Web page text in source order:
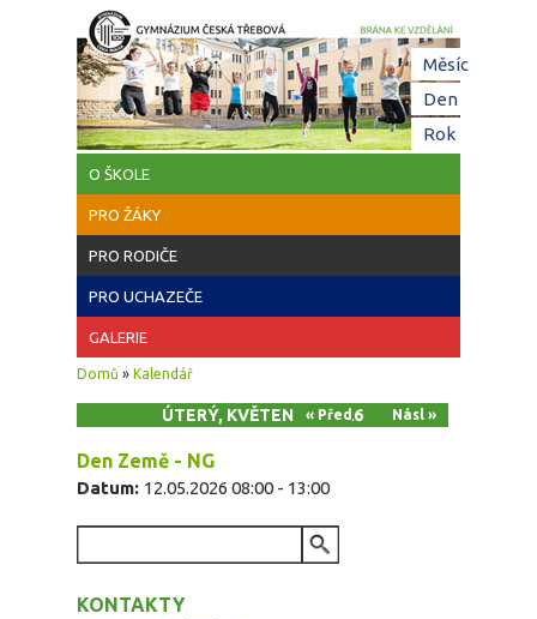
Přejít k hlavnímu obsahu
O ŠKOLE
PRO ŽÁKY
PRO RODIČE
PRO UCHAZEČE
GALERIE
Jste zde
Domů » Kalendář
ÚTERÝ, KVĚTEN 12, 2026
« Před Násl »
Den Země - NG
Datum: 12.05.2026 08:00 - 13:00
KONTAKTY
Měsíc
Den(aktivní
Rok